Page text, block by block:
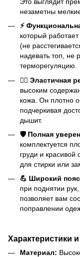
незаметны
⚡
который
(не
надевать топ, не
терморегуляцию.
🧘‍♀️ Эластичная
высоким
кожа. Он плотно
подчеркивая
дышит.
🛡️ Полная
комплектуется
груди и
для стирки или
💪 Широкий
при поднятии
позволяет вам
поправлении
Характеристики
Материал: